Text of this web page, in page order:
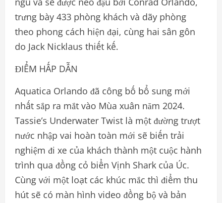
trưng bày 433 phòng khách và dãy phòng
theo phong cách hiện đại, cùng hai sân gôn
do Jack Nicklaus thiết kế.
ĐIỂM HẤP DẪN
Aquatica Orlando đã công bố bổ sung mới
nhất sắp ra mắt vào Mùa xuân năm 2024.
Tassie’s Underwater Twist là một đường trượt
nước nhập vai hoàn toàn mới sẽ biến trải
nghiệm đi xe của khách thành một cuộc hành
trình qua đồng cỏ biển Vịnh Shark của Úc.
Cùng với một loạt các khúc mắc thì điểm thu
hút sẽ có màn hình video đồng bộ và bản